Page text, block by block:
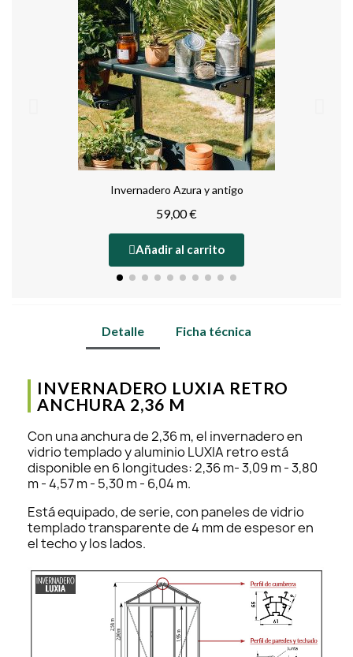
Invernadero Azura y antigo
59,00 €
Añadir al carrito
Detalle Ficha técnica
INVERNADERO LUXIA RETRO
ANCHURA 2,36 M
Con una anchura de 2,36 m, el invernadero en
vidrio templado y aluminio LUXIA retro está
disponible en 6 longitudes: 2,36 m- 3,09 m - 3,80
m - 4,57 m - 5,30 m - 6,04 m.
Está equipado, de serie, con paneles de vidrio
templado transparente de 4 mm de espesor en
el techo y los lados.